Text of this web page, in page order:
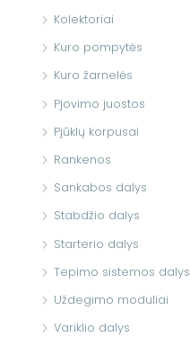
Kolektoriai
Kuro pompytės
Kuro žarnelės
Pjovimo juostos
Pjūklų korpusai
Rankenos
Sankabos dalys
Stabdžio dalys
Starterio dalys
Tepimo sistemos dalys
Uždegimo moduliai
Variklio dalys